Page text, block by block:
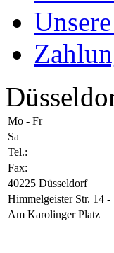
Mo - Fr
Sa
Tel.:
Fax:
40225 Düsseldorf
Himmelgeister Str. 14 -
Am Karolinger Platz